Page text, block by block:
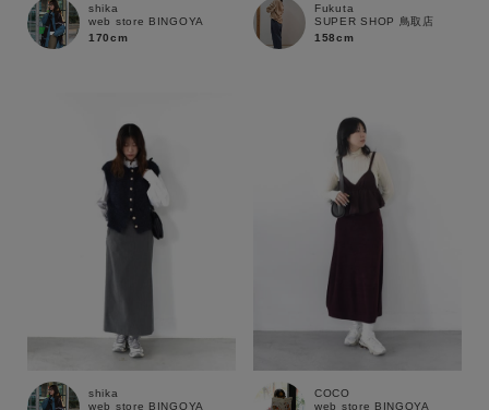
ブランド
shika
web store BINGOYA
170cm
Fukuta
SUPER SHOP 鳥取店
158cm
shika
web store BINGOYA
COCO
web store BINGOYA